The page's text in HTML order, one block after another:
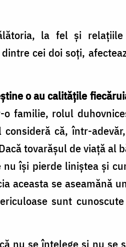
la fel și relațiile
cei doi soți,
o au calitățile
familie, rolul
că, într-
tovarășul de viață al
își pierde liniștea și
aceasta se aseamănă
sunt
nu se înțelege și nu se